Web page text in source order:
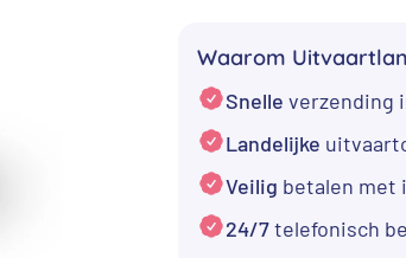
Zilver
Look
aantal
Waarom
Snelle verzending
Landelijke
Veilig betalen met
24/7telefonisch